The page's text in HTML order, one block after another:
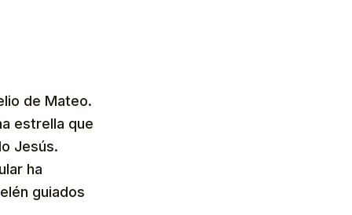
de Mateo.
estrella que
Jesús.
ha
guiados